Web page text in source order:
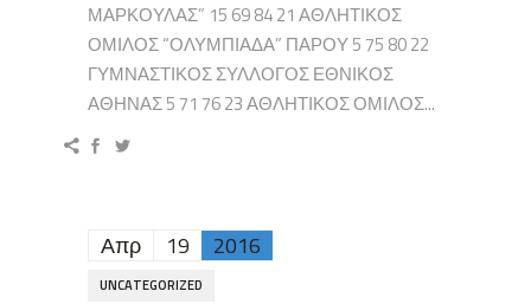
ΜΑΡΚΟΥΛΑΣ” 15 69 84 21 ΑΘΛΗΤΙΚΟΣ
ΟΜΙΛΟΣ “ΟΛΥΜΠΙΑΔΑ” ΠΑΡΟΥ 5 75 80 22
ΓΥΜΝΑΣΤΙΚΟΣ ΣΥΛΛΟΓΟΣ ΕΘΝΙΚΟΣ
ΑΘΗΝΑΣ 5 71 76 23 ΑΘΛΗΤΙΚΟΣ ΟΜΙΛΟΣ...
Απρ 19 2016
UNCATEGORIZED